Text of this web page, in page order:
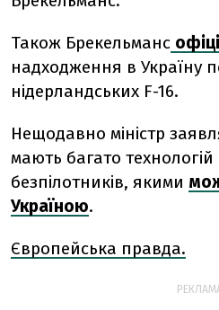
Також Брекельманс
надходження в Україну
нідерландських F-16.
Нещодавно міністр
мають багато технологій
безпілотників, якими
Україною.
Європейська правда.